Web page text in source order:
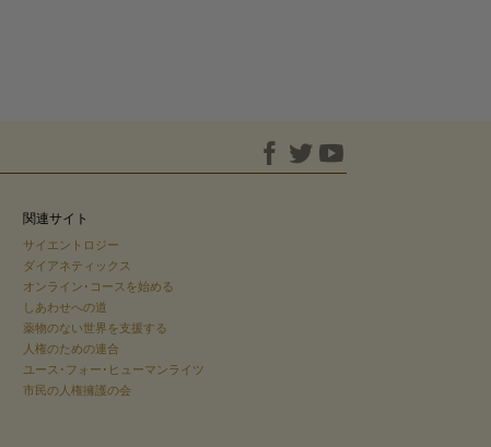
関連サイト
サイエントロジー
ダイアネティックス
オンライン･コースを始める
しあわせへの道
薬物のない世界を支援する
人権のための連合
ユース･フォー･ヒューマンライツ
市民の人権擁護の会